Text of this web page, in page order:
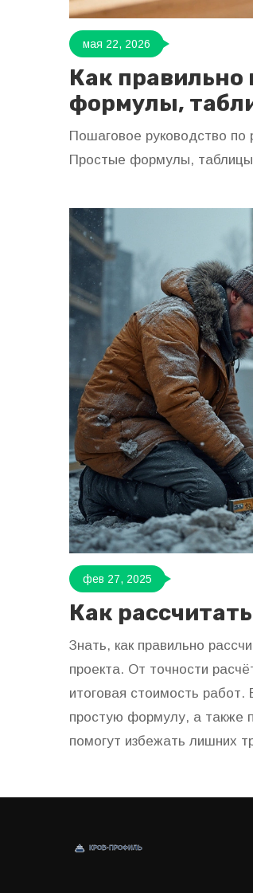
мая 22, 2026
Как правильно
формулы,
Пошаговое руководство по
Простые формулы, таблицы
фев 27, 2025
Как
Знать, как правильно
проекта. От точности
итоговая стоимость
простую формулу, а также
помогут избежать лишних